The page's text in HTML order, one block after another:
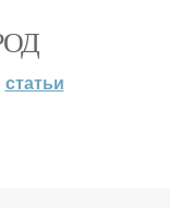
статьи